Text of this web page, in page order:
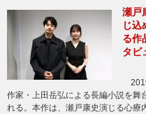
瀬戸
じ込
る作
タビ
作家・上田岳弘による長編小説を舞
れる。本作は、瀬戸康史演じる心療